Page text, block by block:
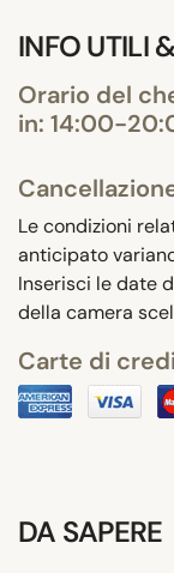
INFO UTILI
Orario del
in: 14:00-
Le condizioni
anticipato
Inserisci le date
della camera
Carte di
DA SAPERE